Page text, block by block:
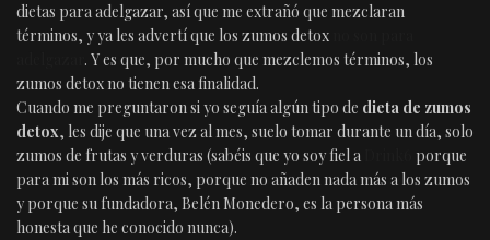
dietas para adelgazar, así que me extrañó que mezclaran
términos, y ya les advertí que los zumos detox
. Y es que, por mucho que mezclemos términos, los
zumos detox no tienen esa finalidad.
Cuando me preguntaron si yo seguía algún tipo de dieta de zumos
detox, les dije que una vez al mes, suelo tomar durante un día, solo
zumos de frutas y verduras (sabéis que yo soy fiel a
porque
para mi son los más ricos, porque no añaden nada más a los zumos
y porque su fundadora, Belén Monedero, es la persona más
honesta que he conocido nunca).